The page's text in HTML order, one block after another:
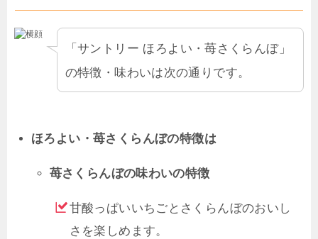
「サントリー ほろよい・苺さくらんぼ」
の特徴・味わいは次の通りです。
ほろよい・苺さくらんぼの特徴は
苺さくらんぼの味わいの特徴
甘酸っぱいいちごとさくらんぼのおいし
さを楽しめます。